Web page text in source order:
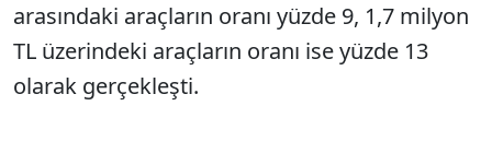
arasındaki araçların oranı yüzde 9, 1,7 milyon
TL üzerindeki araçların oranı ise yüzde 13
olarak gerçekleşti.